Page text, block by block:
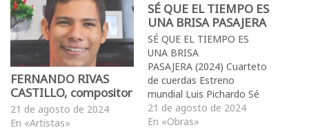
FERNANDO RIVAS
CASTILLO, compositor
21 de agosto de 2024
En «Artistas»
SÉ QUE EL TIEMPO ES
UNA BRISA PASAJERA
SÉ QUE EL TIEMPO ES
UNA BRISA
PASAJERA (2024) Cuarteto
de cuerdas Estreno
mundial Luis Pichardo Sé
que el tiempo es una brisa
que pasa, cuadro sonoro
21 de agosto de 2024
En «Obras»